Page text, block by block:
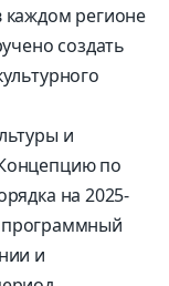
регионе
создать
и
по
на 2025-
программный
и